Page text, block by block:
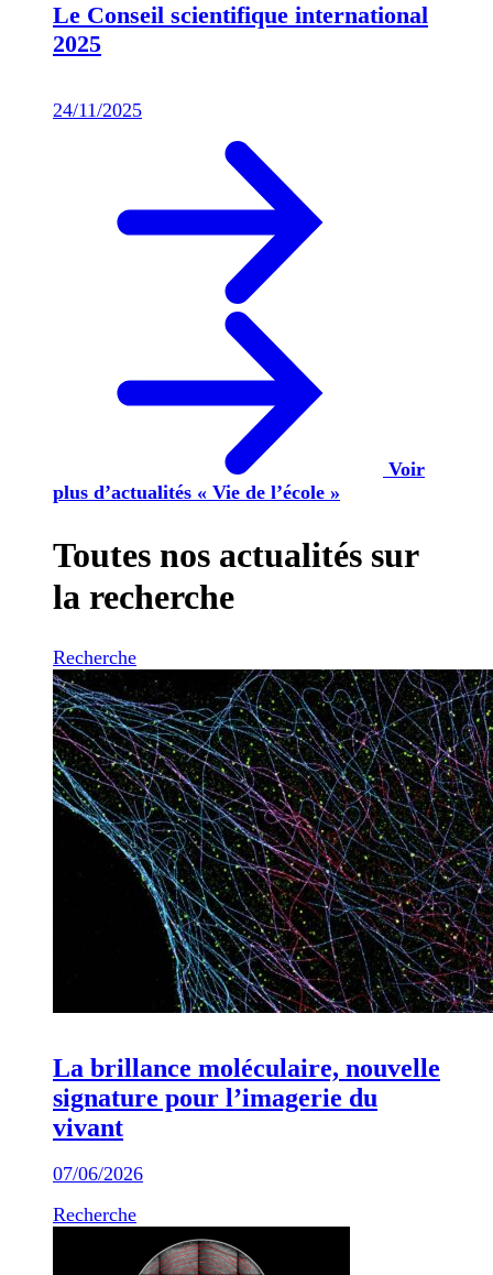
Le Conseil scientifique international
2025
24/11/2025
Voir
plus d’actualités « Vie de l’école »
Toutes nos actualités sur
la recherche
Recherche
La brillance moléculaire, nouvelle
signature pour l’imagerie du
vivant
07/06/2026
Recherche